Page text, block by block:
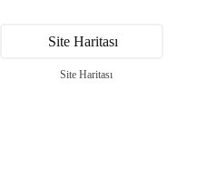
Site Haritası
Site Haritası